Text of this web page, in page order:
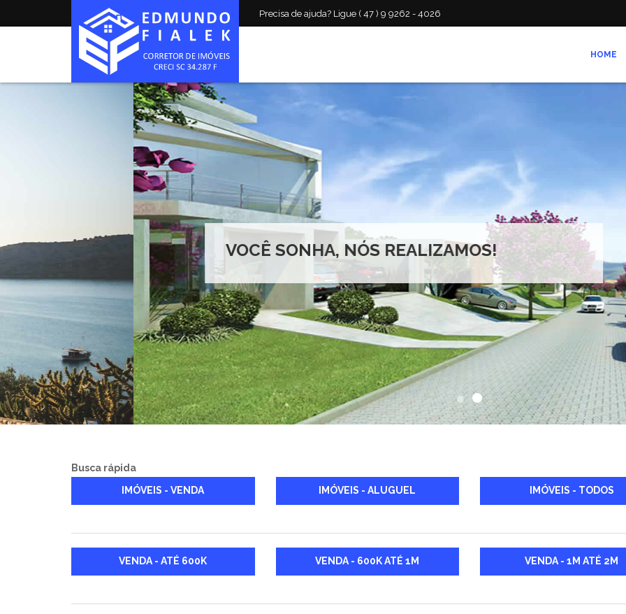
Precisa de ajuda? Ligue ( 47 ) 9 9262 - 4026
HOME
VOCÊ SONHA, NÓS REALIZAMOS!
Busca rápida
IMÓVEIS - VENDA IMÓVEIS - ALUGUEL IMÓVEIS - TODOS
VENDA - ATÉ 600K VENDA - 600K ATÉ 1M VENDA - 1M ATÉ 2M